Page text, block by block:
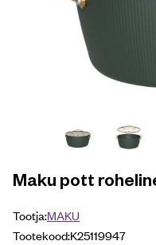
Maku pott
Tootja:MAKU
Tootekood:K25119947